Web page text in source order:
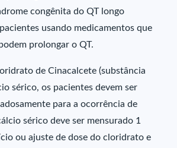
congênita do QT longo
usando medicamentos que
prolongar o QT.
de Cinacalcete (substância
sérico, os pacientes devem ser
para a ocorrência de
sérico deve ser mensurado 1
ou ajuste de dose do cloridrato e